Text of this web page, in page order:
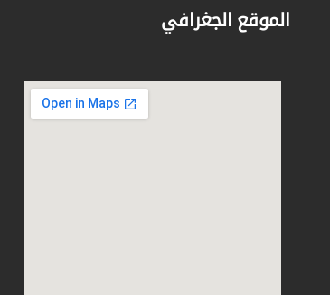
الموقع الجغرافي